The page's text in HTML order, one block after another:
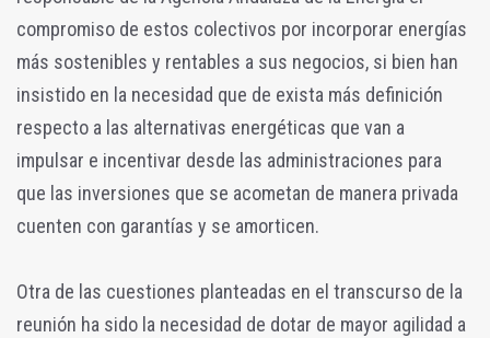
compromiso de estos colectivos por incorporar energías
más sostenibles y rentables a sus negocios, si bien han
insistido en la necesidad que de exista más definición
respecto a las alternativas energéticas que van a
impulsar e incentivar desde las administraciones para
que las inversiones que se acometan de manera privada
cuenten con garantías y se amorticen.
Otra de las cuestiones planteadas en el transcurso de la
reunión ha sido la necesidad de dotar de mayor agilidad a